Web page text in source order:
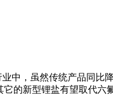
中，虽然传统产品同
的新型锂盐有望取代六